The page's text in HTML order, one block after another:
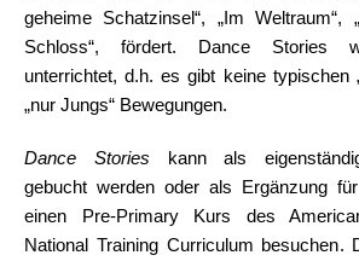
geheime Schatzinsel“, „Im Weltraum“,
Schloss“, fördert. Dance Stories
unterrichtet, d.h. es gibt keine typischen
„nur Jungs“ Bewegungen.
Dance Stories kann als
gebucht werden oder als Ergänzung
einen Pre-Primary Kurs des
National Training Curriculum besuchen.